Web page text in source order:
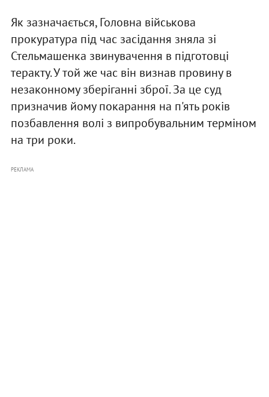
Як зазначається, Головна військова
прокуратура під час засідання зняла зі
Стельмашенка звинувачення в підготовці
теракту. У той же час він визнав провину в
незаконному зберіганні зброї. За це суд
призначив йому покарання на п'ять років
позбавлення волі з випробувальним терміном
на три роки.
РЕКЛАМА